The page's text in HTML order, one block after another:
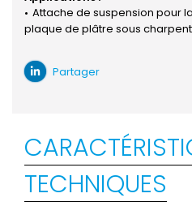
Attache de suspension pour
plaque de plâtre sous
Partager
TECHNIQUES